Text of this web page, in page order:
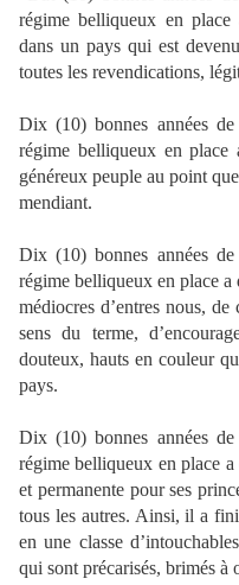
régime belliqueux en place
dans un pays qui est
toutes les revendications,
Dix (10) bonnes années
régime belliqueux en place
généreux peuple au point
mendiant.
Dix (10) bonnes années
régime belliqueux en place
médiocres d’entres nous,
sens du terme,
douteux, hauts en couleur
pays.
Dix (10) bonnes années
régime belliqueux en place a
et permanente pour ses
tous les autres. Ainsi, il a
en une classe
qui sont précarisés, brimés à